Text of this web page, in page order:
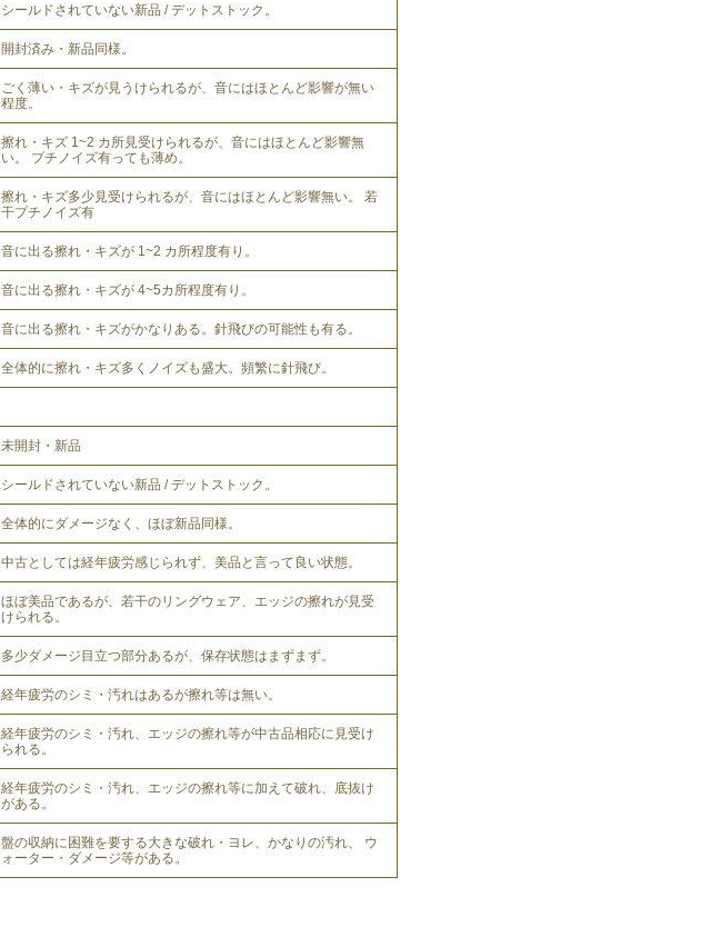
シールドされていない新品 / デットストック。
開封済み・新品同様。
ごく薄い・キズが見うけられるが、音にはほとんど影響が無い
程度。
擦れ・キズ 1~2 カ所見受けられるが、音にはほとんど影響無
い。 プチノイズ有っても薄め。
擦れ・キズ多少見受けられるが、音にはほとんど影響無い。 若
干プチノイズ有
音に出る擦れ・キズが 1~2 カ所程度有り。
音に出る擦れ・キズが 4~5カ所程度有り。
音に出る擦れ・キズがかなりある。針飛びの可能性も有る。
全体的に擦れ・キズ多くノイズも盛大。頻繁に針飛び。
未開封・新品
シールドされていない新品 / デットストック。
全体的にダメージなく、ほぼ新品同様。
中古としては経年疲労感じられず、美品と言って良い状態。
ほぼ美品であるが、若干のリングウェア、エッジの擦れが見受
けられる。
多少ダメージ目立つ部分あるが、保存状態はまずまず。
経年疲労のシミ・汚れはあるが擦れ等は無い。
経年疲労のシミ・汚れ、エッジの擦れ等が中古品相応に見受け
られる。
経年疲労のシミ・汚れ、エッジの擦れ等に加えて破れ、底抜け
がある。
盤の収納に困難を要する大きな破れ・ヨレ、かなりの汚れ、 ウ
ォーター・ダメージ等がある。